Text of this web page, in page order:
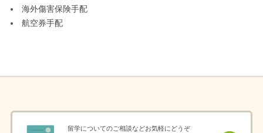
海外傷害保険手配
航空券手配
留学についてのご相談などお気軽にどうぞ